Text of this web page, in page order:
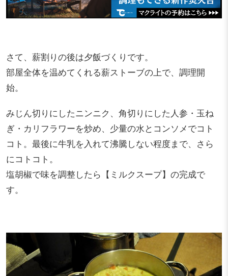
さて、薪割りの後は夕飯づくりです。
部屋全体を温めてくれる薪ストーブの上で、調理開
始。
みじん切りにしたニンニク、角切りにした人参・玉ね
ぎ・カリフラワーを炒め、少量の水とコンソメでコト
コト。最後に牛乳を入れて沸騰しない程度まで、さら
にコトコト。
塩胡椒で味を調整したら【ミルクスープ】の完成で
す。